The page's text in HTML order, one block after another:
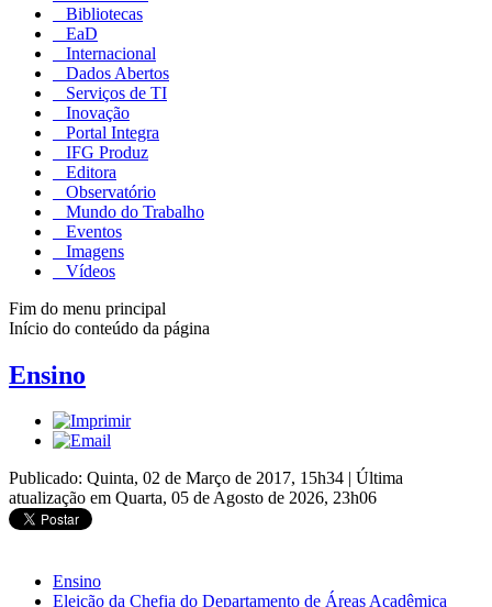
Bibliotecas
EaD
Internacional
Dados Abertos
Serviços de TI
Inovação
Portal Integra
IFG Produz
Editora
Observatório
Mundo do Trabalho
Eventos
Imagens
Vídeos
Fim do menu principal
Início do conteúdo da página
Ensino
Publicado: Quinta, 02 de Março de 2017, 15h34 | Última
atualização em Quarta, 05 de Agosto de 2026, 23h06
Ensino
Eleição da Chefia do Departamento de Áreas Acadêmica